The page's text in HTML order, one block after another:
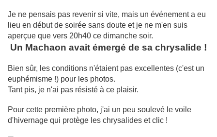
Je ne pensais pas revenir si vite, mais un événement a eu
lieu en début de soirée sans doute et je ne m'en suis
aperçue que vers 20h40 ce dimanche soir.
Un Machaon avait émergé de sa chrysalide !
Bien sûr, les conditions n'étaient pas excellentes (c'est un
euphémisme !) pour les photos.
Tant pis, je n'ai pas résisté à ce plaisir.
Pour cette première photo, j'ai un peu soulevé le voile
d'hivernage qui protège les chrysalides et clic !